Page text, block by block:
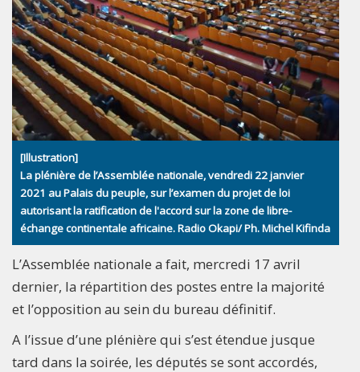
[Illustration]
La plénière de l’Assemblée nationale, vendredi 22 janvier
2021 au Palais du peuple, sur l’examen du projet de loi
autorisant la ratification de l'accord sur la zone de libre-
échange continentale africaine. Radio Okapi/ Ph. Michel Kifinda
L’Assemblée nationale a fait, mercredi 17 avril
dernier, la répartition des postes entre la majorité
et l’opposition au sein du bureau définitif.
A l’issue d’une plénière qui s’est étendue jusque
tard dans la soirée, les députés se sont accordés,